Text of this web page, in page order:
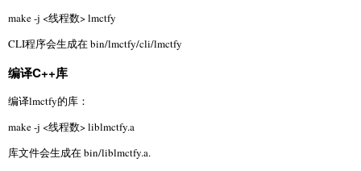
make -j <线程数> lmctfy
CLI程序会生成在 bin/lmctfy/cli/lmctfy
编译C++库
编译lmctfy的库：
make -j <线程数> liblmctfy.a
库文件会生成在 bin/liblmctfy.a.